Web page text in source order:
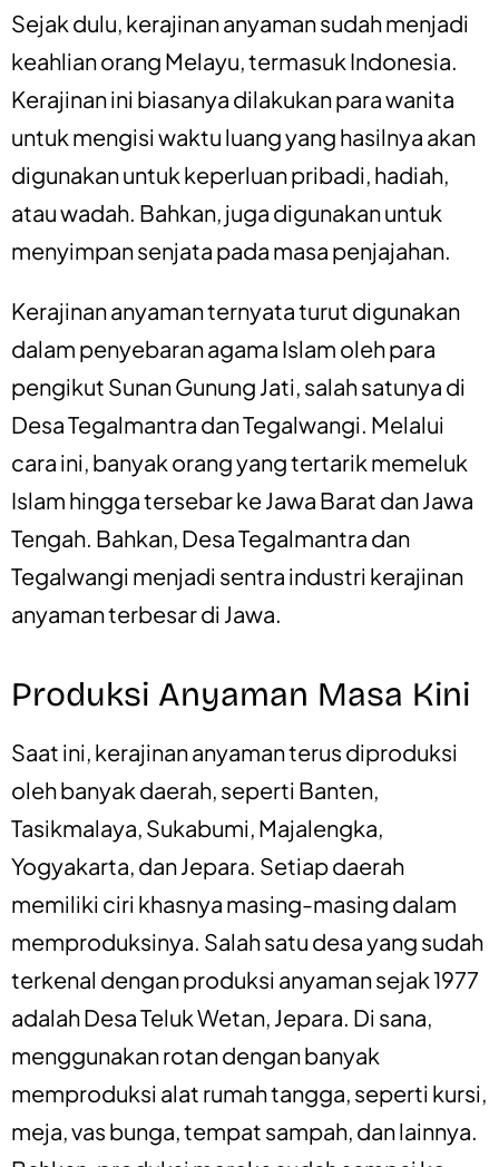
Sejak dulu, kerajinan anyaman sudah menjadi
keahlian orang Melayu, termasuk Indonesia.
Kerajinan ini biasanya dilakukan para wanita
untuk mengisi waktu luang yang hasilnya akan
digunakan untuk keperluan pribadi, hadiah,
atau wadah. Bahkan, juga digunakan untuk
menyimpan senjata pada masa penjajahan.
Kerajinan anyaman ternyata turut digunakan
dalam penyebaran agama Islam oleh para
pengikut Sunan Gunung Jati, salah satunya di
Desa Tegalmantra dan Tegalwangi. Melalui
cara ini, banyak orang yang tertarik memeluk
Islam hingga tersebar ke Jawa Barat dan Jawa
Tengah. Bahkan, Desa Tegalmantra dan
Tegalwangi menjadi sentra industri kerajinan
anyaman terbesar di Jawa.
Produksi Anyaman Masa Kini
Saat ini, kerajinan anyaman terus diproduksi
oleh banyak daerah, seperti Banten,
Tasikmalaya, Sukabumi, Majalengka,
Yogyakarta, dan Jepara. Setiap daerah
memiliki ciri khasnya masing-masing dalam
memproduksinya. Salah satu desa yang sudah
terkenal dengan produksi anyaman sejak 1977
adalah Desa Teluk Wetan, Jepara. Di sana,
menggunakan rotan dengan banyak
memproduksi alat rumah tangga, seperti kursi,
meja, vas bunga, tempat sampah, dan lainnya.